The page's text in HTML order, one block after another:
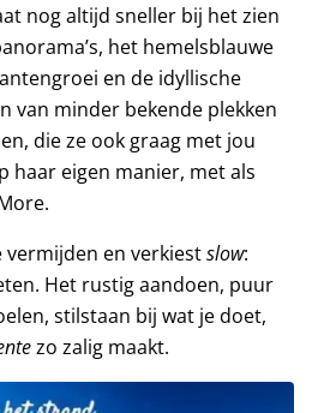
nog altijd sneller bij het zien
het hemelsblauwe
en de idyllische
van minder bekende plekken
die ze ook graag met jou
haar eigen manier, met als
en verkiestslow:
Het rustig aandoen, puur
stilstaan bij wat je doet,
zo zalig maakt.